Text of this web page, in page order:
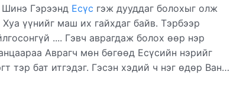
Гэрээнд Есүс гэж дууддаг болохыг олж
үүнийг маш их гайхдаг байв. Тэрбээр
.... Гэвч аврагдаж болох өөр нэр
Аврагч мөн бөгөөд Есүсийн нэрийг
тэр бат итгэдэг. Гэсэн хэдий ч нэг өдөр Ван